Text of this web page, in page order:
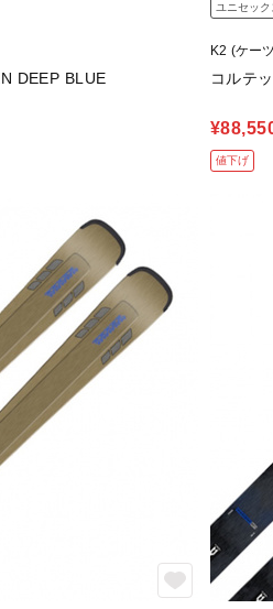
DEEP BLUE
ユニセック
K2 (ケー
コルテ
値下げ